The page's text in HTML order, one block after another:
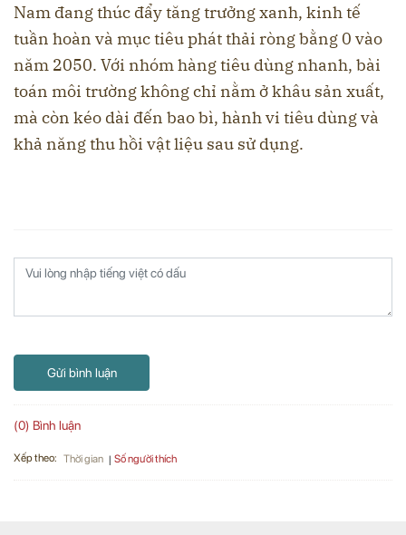
Nam đang thúc đẩy tăng trưởng xanh, kinh tế
tuần hoàn và mục tiêu phát thải ròng bằng 0 vào
năm 2050. Với nhóm hàng tiêu dùng nhanh, bài
toán môi trường không chỉ nằm ở khâu sản xuất,
mà còn kéo dài đến bao bì, hành vi tiêu dùng và
khả năng thu hồi vật liệu sau sử dụng.
Gửi bình luận
(0) Bình luận
Xếp theo: Thời gian Số người thích